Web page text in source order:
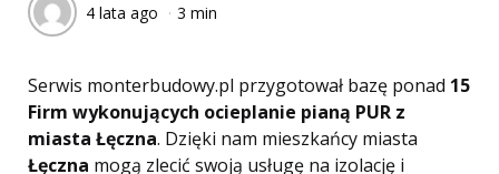
4 lata ago 3 min
Serwis monterbudowy.pl przygotował bazę ponad 15
Firm wykonujących ocieplanie pianą PUR z
miasta Łęczna. Dzięki nam mieszkańcy miasta
Łęczna mogą zlecić swoją usługę na izolację i